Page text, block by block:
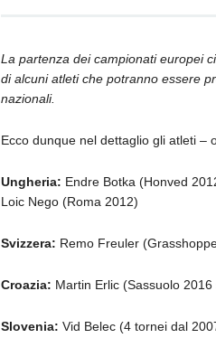
La partenza dei campionati europei
di alcuni atleti che potranno essere
nazionali.
Ecco dunque nel dettaglio gli atleti –
Ungheria: Endre Botka (Honved
Loic Nego (Roma 2012)
Svizzera: Remo Freuler
Croazia: Martin Erlic (Sassuolo
Slovenia: Vid Belec (4 tornei dal